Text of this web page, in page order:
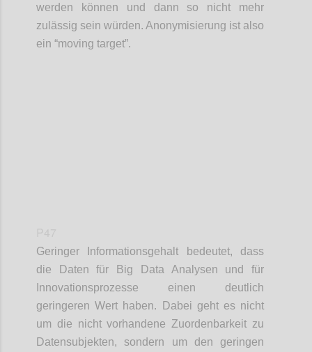
werden können und dann so nicht mehr
zulässig sein würden. Anonymisierung ist also
ein “moving target”.
Geringer Informationsgehalt bedeutet, dass
die Daten für Big Data Analysen und für
Innovationsprozesse einen deutlich
geringeren Wert haben. Dabei geht es nicht
um die nicht vorhandene Zuordenbarkeit zu
Datensubjekten, sondern um den geringen